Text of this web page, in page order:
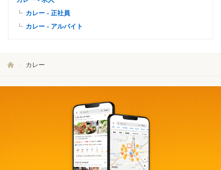
カレー - 正社員
カレー - アルバイト
カレー